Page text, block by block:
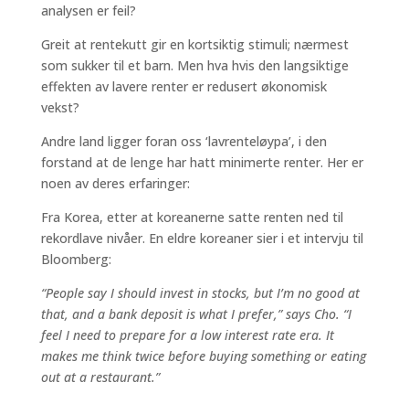
analysen er feil?
Greit at rentekutt gir en kortsiktig stimuli; nærmest
som sukker til et barn. Men hva hvis den langsiktige
effekten av lavere renter er redusert økonomisk
vekst?
Andre land ligger foran oss ‘lavrenteløypa’, i den
forstand at de lenge har hatt minimerte renter. Her er
noen av deres erfaringer:
Fra Korea, etter at koreanerne satte renten ned til
rekordlave nivåer. En eldre koreaner sier i et intervju til
Bloomberg:
“People say I should invest in stocks, but I’m no good at
that, and a bank deposit is what I prefer,” says Cho. “I
feel I need to prepare for a low interest rate era. It
makes me think twice before buying something or eating
out at a restaurant.”